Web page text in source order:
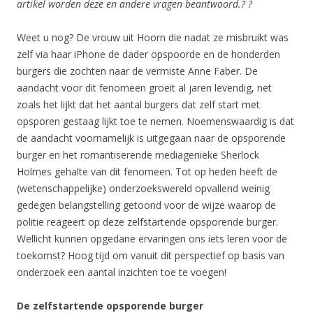
artikel worden deze en andere vragen beantwoord.? ?
Weet u nog? De vrouw uit Hoorn die nadat ze misbruikt was
zelf via haar iPhone de dader opspoorde en de honderden
burgers die zochten naar de vermiste Anne Faber. De
aandacht voor dit fenomeen groeit al jaren levendig, net
zoals het lijkt dat het aantal burgers dat zelf start met
opsporen gestaag lijkt toe te nemen. Noemenswaardig is dat
de aandacht voornamelijk is uitgegaan naar de opsporende
burger en het romantiserende mediagenieke Sherlock
Holmes gehalte van dit fenomeen. Tot op heden heeft de
(wetenschappelijke) onderzoekswereld opvallend weinig
gedegen belangstelling getoond voor de wijze waarop de
politie reageert op deze zelfstartende opsporende burger.
Wellicht kunnen opgedane ervaringen ons iets leren voor de
toekomst? Hoog tijd om vanuit dit perspectief op basis van
onderzoek een aantal inzichten toe te voegen!
De zelfstartende opsporende burger